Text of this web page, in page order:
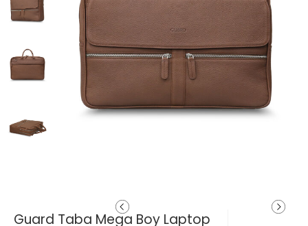
Guard Taba Mega Boy Laptop